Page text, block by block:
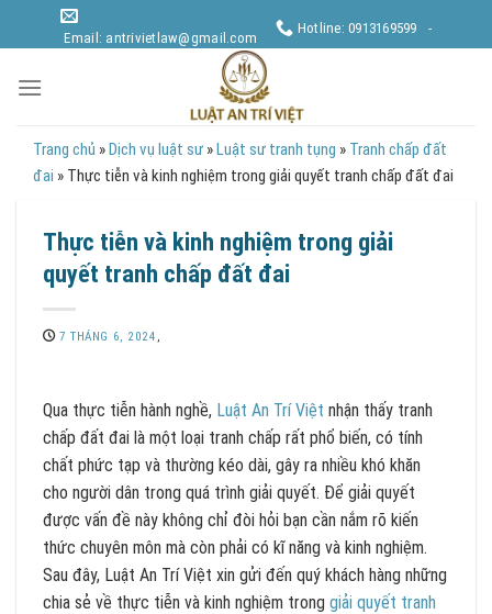
Email: antrivietlaw@gmail.com
Hotline: 0913169599 -
Trang chủ »Dịch vụ luật sư »Luật sư tranh tụng » Tranh chấp đất
đai » Thực tiễn và kinh nghiệm trong giải quyết tranh chấp đất đai
Thực tiễn và kinh nghiệm trong giải
quyết tranh chấp đất đai
7 THÁNG 6, 2024 ,
Qua thực tiễn hành nghề, Luật An Trí Việt nhận thấy tranh
chấp đất đai là một loại tranh chấp rất phổ biến, có tính
chất phức tạp và thường kéo dài, gây ra nhiều khó khăn
cho người dân trong quá trình giải quyết. Để giải quyết
được vấn đề này không chỉ đòi hỏi bạn cần nắm rõ kiến
thức chuyên môn mà còn phải có kĩ năng và kinh nghiệm.
Sau đây, Luật An Trí Việt xin gửi đến quý khách hàng những
chia sẻ về thực tiễn và kinh nghiệm trong giải quyết tranh